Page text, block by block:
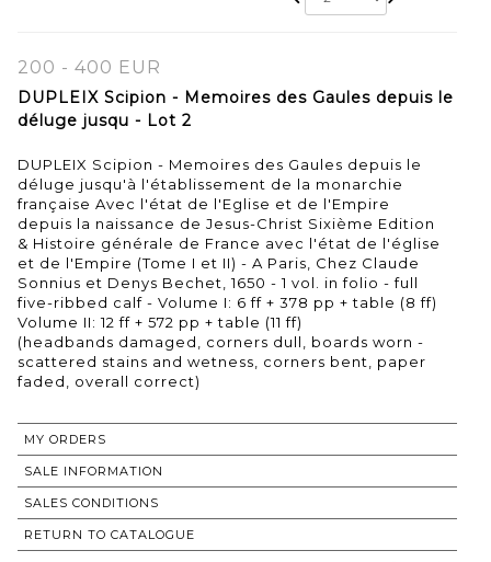
200 - 400 EUR
DUPLEIX Scipion - Memoires des Gaules depuis le
déluge jusqu - Lot 2
DUPLEIX Scipion - Memoires des Gaules depuis le
déluge jusqu'à l'établissement de la monarchie
française Avec l'état de l'Eglise et de l'Empire
depuis la naissance de Jesus-Christ Sixième Edition
& Histoire générale de France avec l'état de l'église
et de l'Empire (Tome I et II) - A Paris, Chez Claude
Sonnius et Denys Bechet, 1650 - 1 vol. in folio - full
five-ribbed calf - Volume I: 6 ff + 378 pp + table (8 ff)
Volume II: 12 ff + 572 pp + table (11 ff)
(headbands damaged, corners dull, boards worn -
scattered stains and wetness, corners bent, paper
faded, overall correct)
MY ORDERS
SALE INFORMATION
SALES CONDITIONS
RETURN TO CATALOGUE